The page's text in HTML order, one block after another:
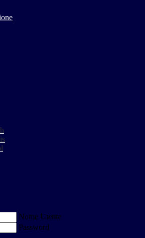
Nome Utente
Password